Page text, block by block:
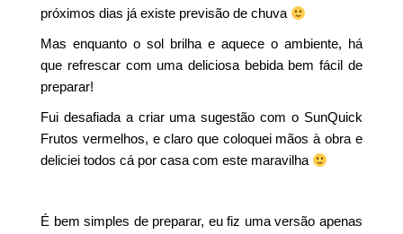
próximos dias já existe previsão de chuva
Mas enquanto o sol brilha e aquece o ambiente, há
que refrescar com uma deliciosa bebida bem fácil de
preparar!
Fui desafiada a criar uma sugestão com o SunQuick
Frutos vermelhos, e claro que coloquei mãos à obra e
deliciei todos cá por casa com este maravilha
É bem simples de preparar, eu fiz uma versão apenas